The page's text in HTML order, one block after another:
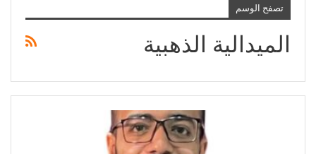
تصفح الوسم
الميدالية الذهبية